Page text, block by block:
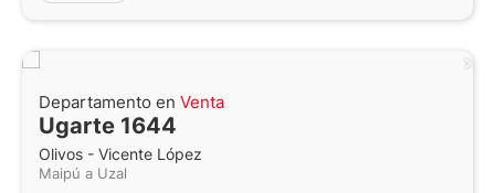
Departamento en Venta
Ugarte 1644
Olivos - Vicente López
Maipú a Uzal